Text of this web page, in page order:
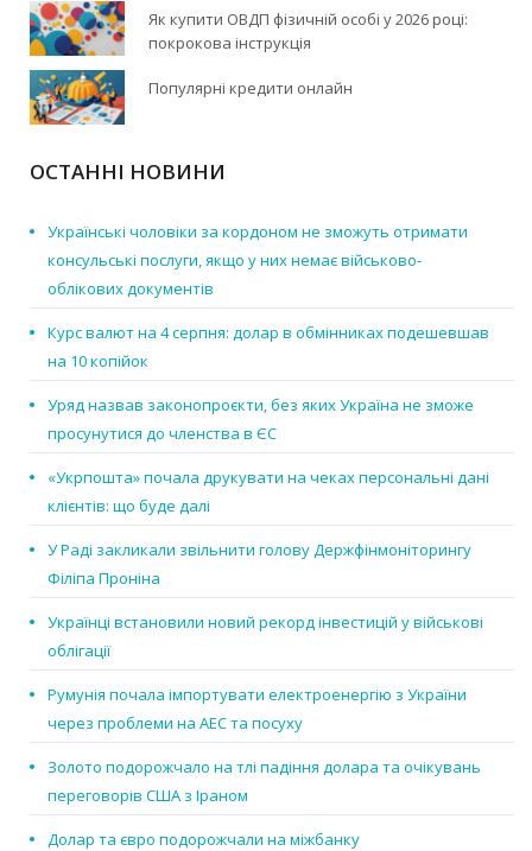
Як купити ОВДП фізичній особі у 2026 році:
покрокова інструкція
Популярні кредити онлайн
ОСТАННІ НОВИНИ
Українські чоловіки за кордоном не зможуть отримати
консульські послуги, якщо у них немає військово-
облікових документів
Курс валют на 4 серпня: долар в обмінниках подешевшав
на 10 копійок
Уряд назвав законопроєкти, без яких Україна не зможе
просунутися до членства в ЄС
«Укрпошта» почала друкувати на чеках персональні дані
клієнтів: що буде далі
У Раді закликали звільнити голову Держфінмоніторингу
Філіпа Проніна
Українці встановили новий рекорд інвестицій у військові
облігації
Румунія почала імпортувати електроенергію з України
через проблеми на АЕС та посуху
Золото подорожчало на тлі падіння долара та очікувань
переговорів США з Іраном
Долар та євро подорожчали на міжбанку